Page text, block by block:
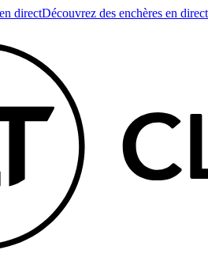
directDécouvrez des enchères en